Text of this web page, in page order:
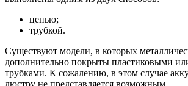
цепью;
трубкой.
Существуют модели, в которых
дополнительно покрыты пластиковыми
трубками. К сожалению, в этом случае
люстру не представляется возможным.